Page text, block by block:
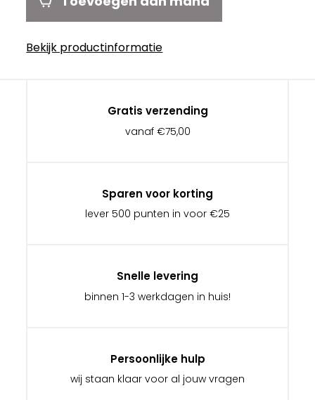
Bekijk productinformatie
Gratis verzending
vanaf €75,00
Sparen voor korting
lever 500 punten in voor €25
Snelle levering
binnen 1-3 werkdagen in huis!
Persoonlijke hulp
wij staan klaar voor al jouw vragen